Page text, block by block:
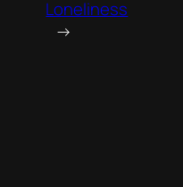
Loneliness
→